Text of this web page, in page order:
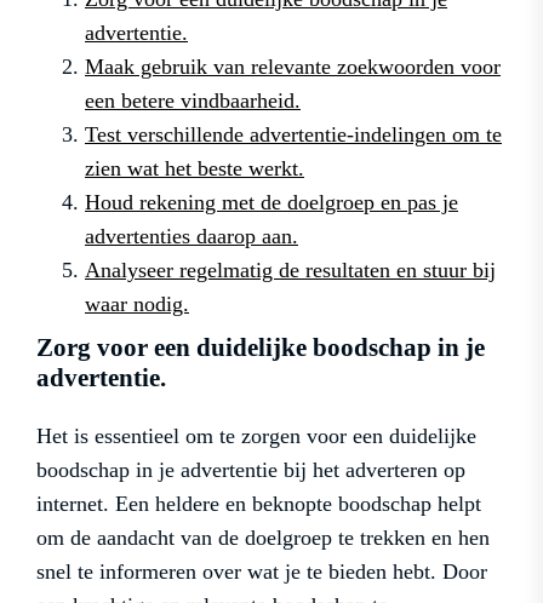
advertentie.
Maak gebruik van relevante zoekwoorden voor
een betere vindbaarheid.
Test verschillende advertentie-indelingen om te
zien wat het beste werkt.
Houd rekening met de doelgroep en pas je
advertenties daarop aan.
Analyseer regelmatig de resultaten en stuur bij
waar nodig.
Zorg voor een duidelijke boodschap in je
advertentie.
Het is essentieel om te zorgen voor een duidelijke
boodschap in je advertentie bij het adverteren op
internet. Een heldere en beknopte boodschap helpt
om de aandacht van de doelgroep te trekken en hen
snel te informeren over wat je te bieden hebt. Door